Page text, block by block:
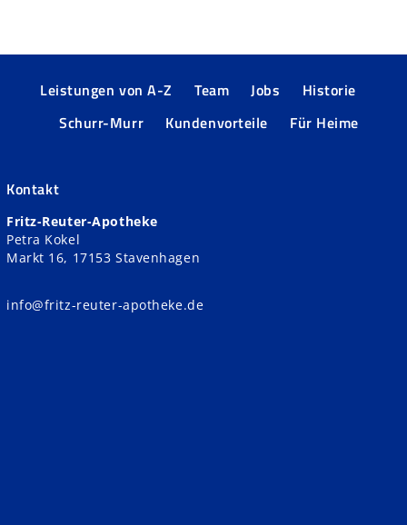
Leistungen von A-Z Team Jobs
Historie
Schurr-Murr
Kundenvorteile Für Heime
Kontakt
Fritz-Reuter-Apotheke
Petra Kokel
Markt 16, 17153 Stavenhagen
info@fritz-reuter-apotheke.de